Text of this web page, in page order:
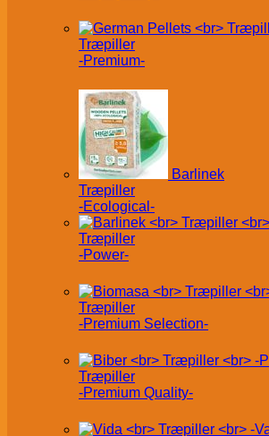
Træpiller
-Premium-
Barlinek
Træpiller
-Ecological-
Træpiller
-Power-
Træpiller
-Premium Selection-
Træpiller
-Premium Quality-